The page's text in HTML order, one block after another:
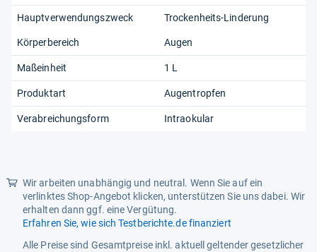
Hauptverwendungszweck Trockenheits-Linderung
Körperbereich Augen
Maßeinheit 1 L
Produktart Augentropfen
Verabreichungsform Intraokular
Wir arbeiten unabhängig und neutral. Wenn Sie auf ein
verlinktes Shop-Angebot klicken, unterstützen Sie uns dabei. Wir
erhalten dann ggf. eine Vergütung.
Erfahren Sie, wie sich Testberichte.de finanziert
Alle Preise sind Gesamtpreise inkl. aktuell geltender gesetzlicher